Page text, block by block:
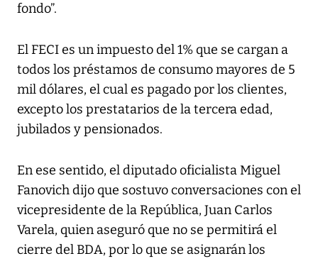
fondo”.
El FECI es un impuesto del 1% que se cargan a
todos los préstamos de consumo mayores de 5
mil dólares, el cual es pagado por los clientes,
excepto los prestatarios de la tercera edad,
jubilados y pensionados.
En ese sentido, el diputado oficialista Miguel
Fanovich dijo que sostuvo conversaciones con el
vicepresidente de la República, Juan Carlos
Varela, quien aseguró que no se permitirá el
cierre del BDA, por lo que se asignarán los